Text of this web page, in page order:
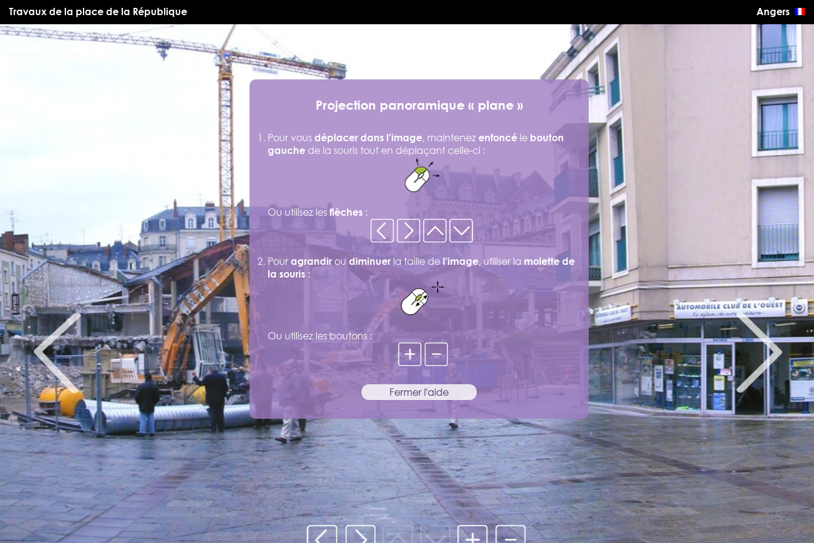
Travaux de la place de la République Angers